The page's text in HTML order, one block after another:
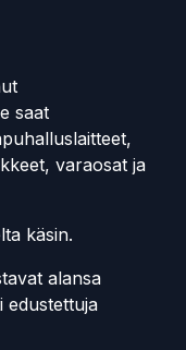
saat
varaosat ja
käsin.
alansa
edustettuja